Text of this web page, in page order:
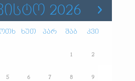
2026
ოთხ ხუთ პარ შაბ კვი
1 2
5 6 7 8 9